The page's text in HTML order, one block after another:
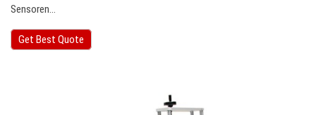
Sensoren…
Get Best Quote